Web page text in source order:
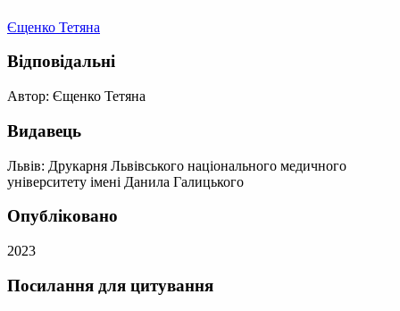
Єщенко Тетяна
Відповідальні
Автор: Єщенко Тетяна
Видавець
Львів: Друкарня Львівського національного медичного
університету імені Данила Галицького
Опубліковано
2023
Посилання для цитування